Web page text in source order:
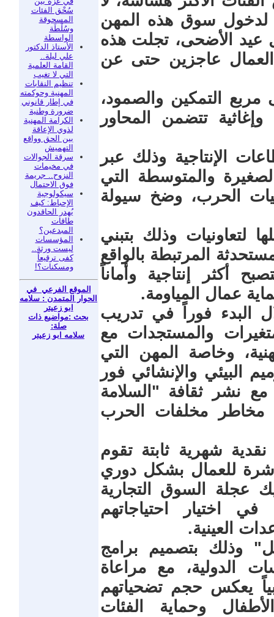
سُحْق الفئات
المسحوقة
وسُلْطَة
الواسطة
الأستاذ الدكتور
علي ليلة..
القامة العلمية
التي لا تغيب
تنظيم النقابات
المهنية وحوكمته
في إطار قانوني
ضرورة وطنية
الكرامة المهنية
لذوي الإعاقة
بين الحق وواقع
التهميش
سرقة الجوالات
في مخيمات
النزوح.. جريمة
فوق الاحتمال
سيكولوجية
الإحباط: كيف
يُهدر الحاقدون
طاقات
المبدعين؟
المؤسسات
ليست ورثة..
كفى ترقيعاً
ومسكنات؟!
الموقع الفرعي في
الحوار المتمدن : سلامه
ابو زعيتر
بحث :مواضيع ذات
صلة:
سلامه ابو زعيتر
لدخول سوق هذه المهن
عيد الأضحى، تجلت هذه
عاجزين حتى عن
مربع التمكين والصمود،
تتضمن المحاور
الإنتاجية وذلك عبر
والمتوسطة التي
الحرب، وضخ سيولة
لتعاونيات وذلك بتبني
المرتبطة بالواقع
أكثر إنتاجية وأماناً
عمال المياومة.
البدء فوراً في تدريب
والمستجدات مع
وخاصة المهن التي
البيئي والإنشائي فور
نشر ثقافة "السلامة
مخاطر مخلفات الحرب
شهرية ثابتة تقوم
للعمال بشكل دوري
عجلة السوق التجارية
اختيار احتياجاتهم
العينية.
وذلك بتصميم برامج
الدولية، مع مراعاة
يعكس حجم تضحياتهم
وحماية الفئات